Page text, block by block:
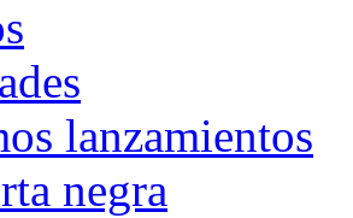
lanzamientos
negra